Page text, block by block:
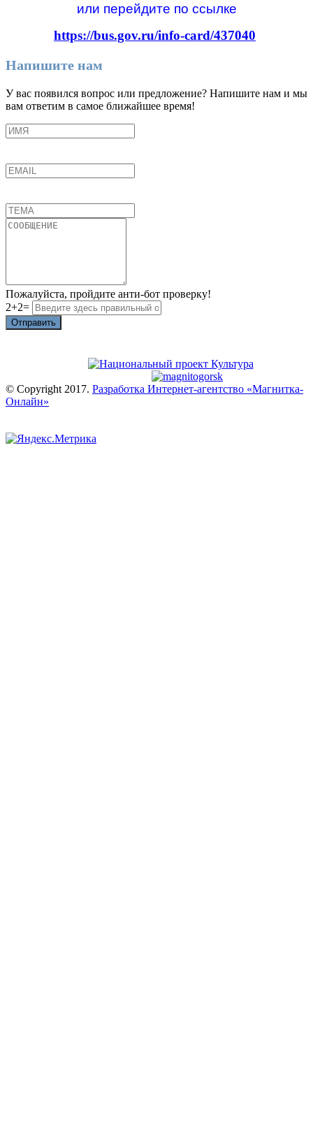
или перейдите по ссылке
https://bus.gov.ru/info-card/437040
Напишите нам
У вас появился вопрос или предложение? Напишите нам и мы
вам ответим в самое ближайшее время!
Пожалуйста, пройдите анти-бот проверку!
2+2=
Отправить
© Copyright 2017. Разработка Интернет-агентство «Магнитка-
Онлайн»